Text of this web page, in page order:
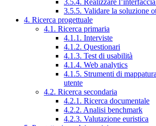
3.5.5. Validare la soluzione
4. Ricerca progettuale
4.1. Ricerca primaria
4.1.1. Interviste
4.1.2. Questionari
4.1.3. Test di usabilità
4.1.4. Web analytics
4.1.5. Strumenti di
utente
4.2. Ricerca secondaria
4.2.1. Ricerca documentale
4.2.2. Analisi benchmark
4.2.3. Valutazione euristica